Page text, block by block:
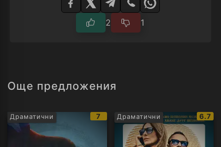
2 1
Още предложения
Драматични
IMDb
рейтинг:
7 Драматични
IMDb
6.7